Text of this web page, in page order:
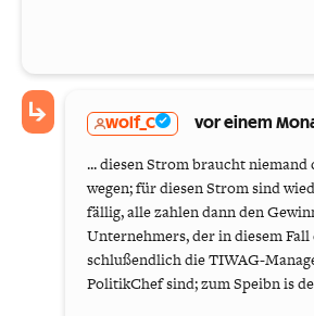
wolf_C vor einem
... diesen Strom braucht niemand
wegen; für diesen Strom sind
fällig, alle zahlen dann den
Unternehmers, der in diesem Fall
schlußendlich die TIWAG-
PolitikChef sind; zum Speibn is